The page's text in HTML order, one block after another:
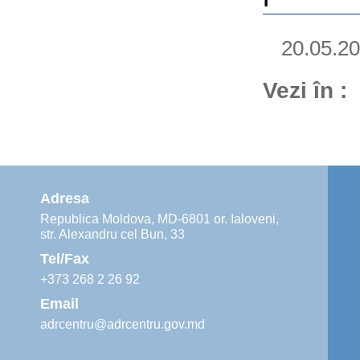
Vezi în :
Adresa
Republica Moldova, MD-6801 or. Ialoveni,
str. Alexandru cel Bun, 33
Tel/Fax
+373 268 2 26 92
Email
adrcentru@adrcentru.gov.md